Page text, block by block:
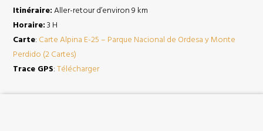
Itinéraire: Aller-retour d’environ 9 km
Horaire: 3 H
Carte: Carte Alpina E-25 – Parque Nacional de Ordesa y Monte
Perdido (2 Cartes)
Trace GPS:Télécharger